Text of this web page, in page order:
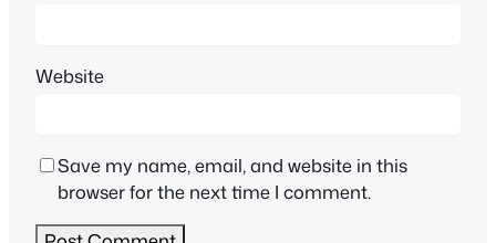
Website
Save my name, email, and website in this
browser for the next time I comment.